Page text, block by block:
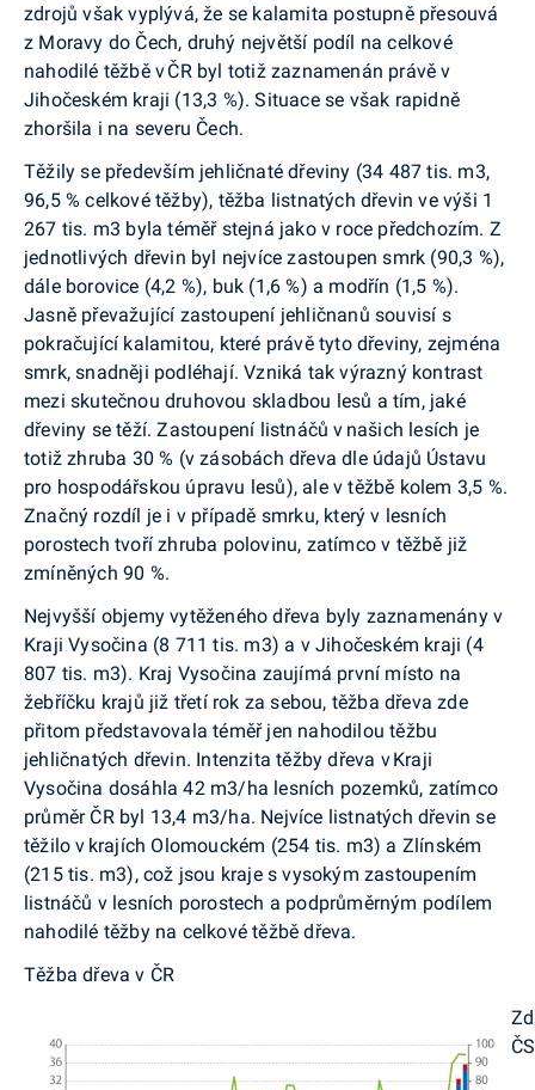
zdrojů však vyplývá, že se kalamita postupně přesouvá
z Moravy do Čech, druhý největší podíl na celkové
nahodilé těžbě vČR byl totiž zaznamenán právě v
Jihočeském kraji (13,3 %). Situace se však rapidně
zhoršila i na severu Čech.
Těžily se především jehličnaté dřeviny (34 487 tis. m3,
96,5 % celkové těžby), těžba listnatých dřevin ve výši 1
267 tis. m3 byla téměř stejná jako v roce předchozím. Z
jednotlivých dřevin byl nejvíce zastoupen smrk (90,3 %),
dále borovice (4,2 %), buk (1,6 %) a modřín (1,5 %).
Jasně převažující zastoupení jehličnanů souvisí s
pokračující kalamitou, které právě tyto dřeviny, zejména
smrk, snadněji podléhají. Vzniká tak výrazný kontrast
mezi skutečnou druhovou skladbou lesů a tím, jaké
dřeviny se těží. Zastoupení listnáčů v našich lesích je
totiž zhruba 30 % (v zásobách dřeva dle údajů Ústavu
pro hospodářskou úpravu lesů), ale v těžbě kolem 3,5 %.
Značný rozdíl je i v případě smrku, který v lesních
porostech tvoří zhruba polovinu, zatímco v těžbě již
zmíněných 90 %.
Nejvyšší objemy vytěženého dřeva byly zaznamenány v
Kraji Vysočina (8 711 tis. m3) a v Jihočeském kraji (4
807 tis. m3). Kraj Vysočina zaujímá první místo na
žebříčku krajů již třetí rok za sebou, těžba dřeva zde
přitom představovala téměř jen nahodilou těžbu
jehličnatých dřevin. Intenzita těžby dřeva v Kraji
Vysočina dosáhla 42 m3/ha lesních pozemků, zatímco
průměr ČR byl 13,4 m3/ha. Nejvíce listnatých dřevin se
těžilo v krajích Olomouckém (254 tis. m3) a Zlínském
(215 tis. m3), což jsou kraje s vysokým zastoupením
listnáčů v lesních porostech a podprůměrným podílem
nahodilé těžby na celkové těžbě dřeva.
Těžba dřeva v ČR